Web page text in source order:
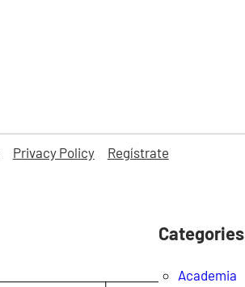
Privacy Policy Regístrate
Categories
Academia